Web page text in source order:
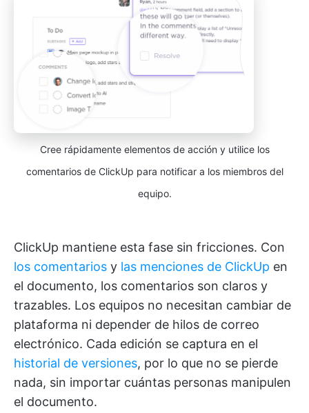
Cree rápidamente elementos de acción y utilice los
comentarios de ClickUp para notificar a los miembros del
equipo.
ClickUp mantiene esta fase sin fricciones. Con
los comentarios y las menciones de ClickUp en
el documento, los comentarios son claros y
trazables. Los equipos no necesitan cambiar de
plataforma ni depender de hilos de correo
electrónico. Cada edición se captura en el
historial de versiones, por lo que no se pierde
nada, sin importar cuántas personas manipulen
el documento.